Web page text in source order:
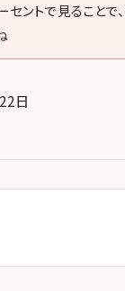
ントで見ることで
日